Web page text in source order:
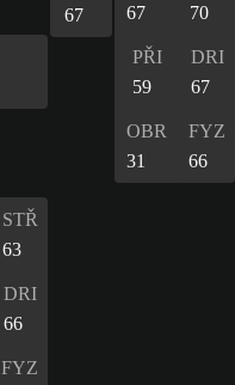
67
67
70
PŘI
59
DRI
67
OBR
31
FYZ
66
STŘ
63
DRI
66
FYZ